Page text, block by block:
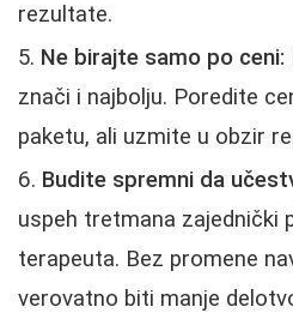
rezultate.
Ne birajte samo po ceni:
znači i najbolju. Poredite
paketu, ali uzmite u obzir
Budite spremni da
uspeh tretmana zajednički
terapeuta. Bez promene
verovatno biti manje